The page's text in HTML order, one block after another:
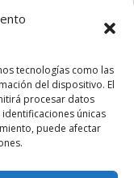
tecnologías como las
del dispositivo. El
procesar datos
únicas
puede afectar